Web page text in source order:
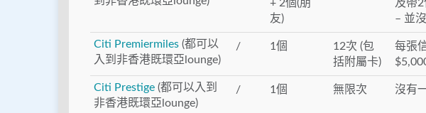
+ 2個(朋
友)
及帶
– 並
Citi Premiermiles (都可以
入到非香港既環亞lounge)
/ 1個
12次 (包
括附屬卡)
每張
Citi Prestige (都可以入到
非香港既環亞lounge)
/ 1個 無限次 沒有